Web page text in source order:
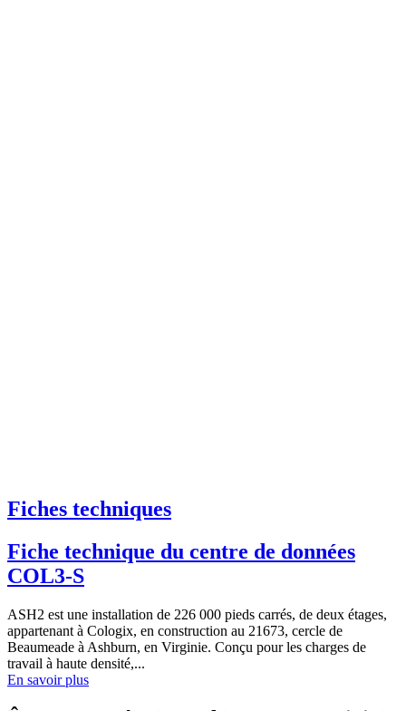
Fiches techniques
Fiche technique du centre de données
COL3-S
ASH2 est une installation de 226 000 pieds carrés, de deux étages,
appartenant à Cologix, en construction au 21673, cercle de
Beaumeade à Ashburn, en Virginie. Conçu pour les charges de
travail à haute densité,...
En savoir plus